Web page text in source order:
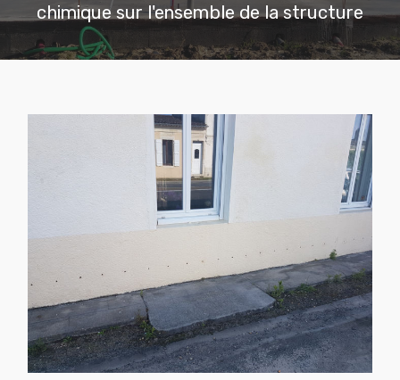
chimique sur l'ensemble de la structure